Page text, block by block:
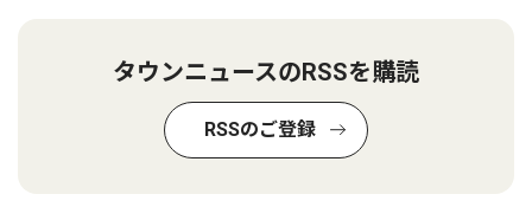
タウンニュースのRSSを購読
RSSのご登録